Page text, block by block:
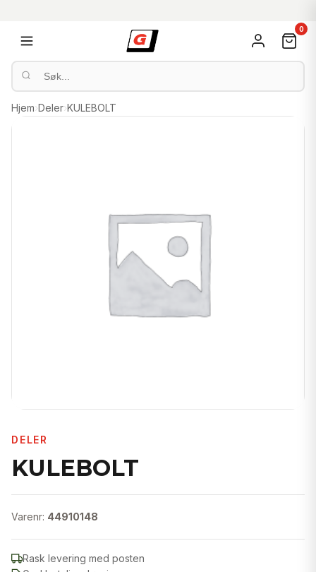
0
Hjem›Deler›KULEBOLT
DELER
KULEBOLT
Varenr: 44910148
Rask levering med posten